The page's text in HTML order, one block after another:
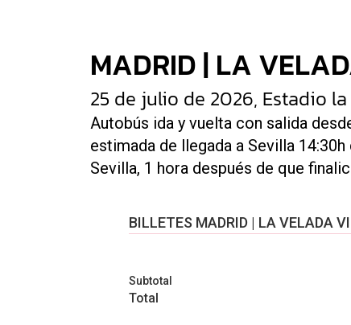
MADRID | LA
25 de julio de 2026, Estadio
Autobús ida y vuelta con salida
estimada de llegada a Sevilla
Sevilla, 1 hora después de que